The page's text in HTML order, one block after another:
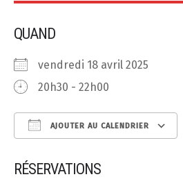
QUAND
vendredi 18 avril 2025
20h30 - 22h00
AJOUTER AU CALENDRIER
RÉSERVATIONS